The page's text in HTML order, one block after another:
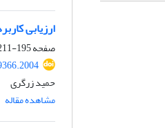
ارزیابی
صفحه195-211
حمید زرگری
مشاهده مقاله